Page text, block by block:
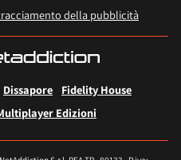
della pubblicità
Dissapore
Fidelity House
Edizioni